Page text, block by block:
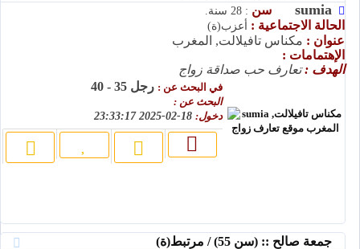
sumia سن : 28 سنة.
الحالة الاجتماعية : أعزب(ة)
عنوان : مكناس تافيلالت, المغرب
الإهتمامات :
الهدف :تعارف حب صداقة زواج
في البحث عن : رجل 35 - 40
البحث عن :
دخول:
جمعة صالح :: (سن 55) / مرتبط(ة)